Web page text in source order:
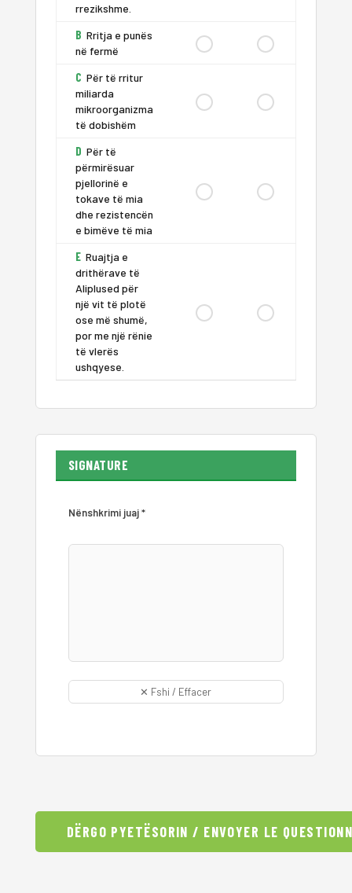
rrezikshme.
B Rritja e punës
në fermë
C Për të rritur
miliarda
mikroorganizma
të dobishëm
D Për të
përmirësuar
pjellorinë e
tokave të mia
dhe rezistencën
e bimëve të mia
E Ruajtja e
drithërave të
Aliplused për
një vit të plotë
ose më shumë,
por me një rënie
të vlerës
ushqyese.
SIGNATURE
Nënshkrimi juaj *
✕ Fshi / Effacer